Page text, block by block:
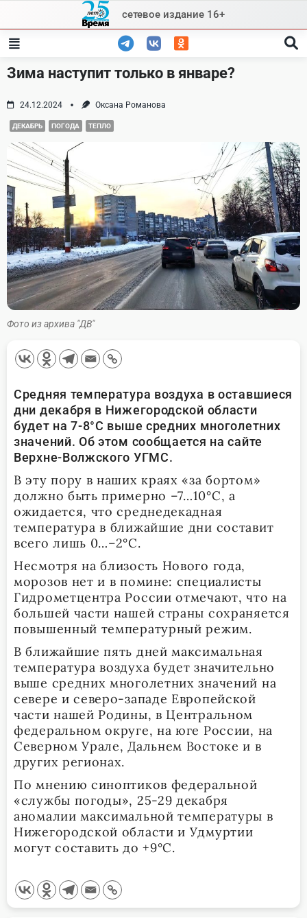
content
сетевое издание 16+
Зима наступит только в январе?
24.12.2024 Оксана Романова
ДЕКАБРЬ ПОГОДА ТЕПЛО
Фото из архива "ДВ"
Средняя температура воздуха в оставшиеся
дни декабря в Нижегородской области
будет на 7-8°С выше средних многолетних
значений. Об этом сообщается на сайте
Верхне-Волжского УГМС.
В эту пору в наших краях «за бортом»
должно быть примерно –7…10°С, а
ожидается, что среднедекадная
температура в ближайшие дни составит
всего лишь 0…–2°С.
Несмотря на близость Нового года,
морозов нет и в помине: специалисты
Гидрометцентра России отмечают, что на
большей части нашей страны сохраняется
повышенный температурный режим.
В ближайшие пять дней максимальная
температура воздуха будет значительно
выше средних многолетних значений на
севере и северо-западе Европейской
части нашей Родины, в Центральном
федеральном округе, на юге России, на
Северном Урале, Дальнем Востоке и в
других регионах.
По мнению синоптиков федеральной
«службы погоды», 25-29 декабря
аномалии максимальной температуры в
Нижегородской области и Удмуртии
могут составить до +9°С.